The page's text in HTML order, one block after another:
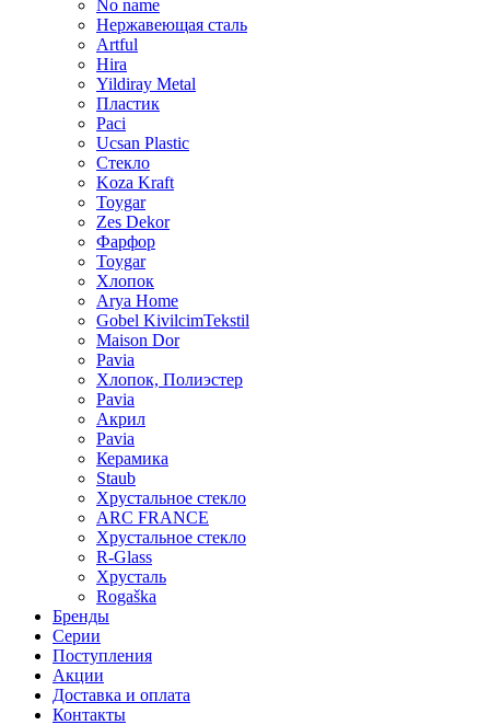
No name
Нержавеющая сталь
Artful
Hira
Yildiray Metal
Пластик
Paci
Ucsan Plastic
Стекло
Koza Kraft
Toygar
Zes Dekor
Фарфор
Toygar
Хлопок
Arya Home
Gobel KivilcimTekstil
Maison Dor
Pavia
Хлопок, Полиэстер
Pavia
Акрил
Pavia
Керамика
Staub
Хрустальное стекло
ARC FRANCE
Хрустальное стекло
R-Glass
Хрусталь
Rogaška
Бренды
Серии
Поступления
Акции
Доставка и оплата
Контакты